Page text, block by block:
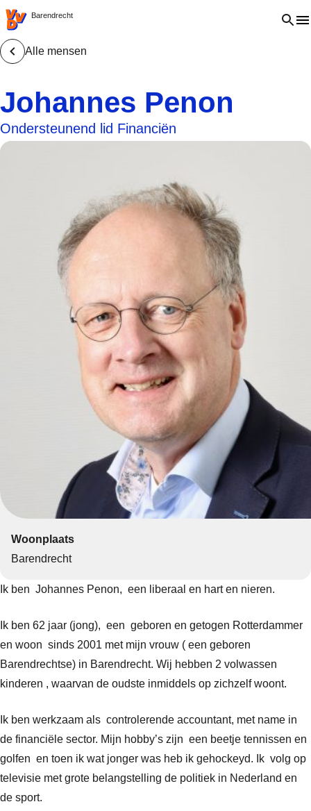
VVD.nl - Ga naar de homepage
Barendrecht Open
Alle mensen
Johannes Penon
Ondersteunend lid Financiën
Woonplaats
Barendrecht
Ik ben Johannes Penon, een liberaal en hart en nieren.
Ik ben 62 jaar (jong), een geboren en getogen Rotterdammer
en woon sinds 2001 met mijn vrouw ( een geboren
Barendrechtse) in Barendrecht. Wij hebben 2 volwassen
kinderen , waarvan de oudste inmiddels op zichzelf woont.
Ik ben werkzaam als controlerende accountant, met name in
de financiële sector. Mijn hobby’s zijn een beetje tennissen en
golfen en toen ik wat jonger was heb ik gehockeyd. Ik volg op
televisie met grote belangstelling de politiek in Nederland en
de sport.